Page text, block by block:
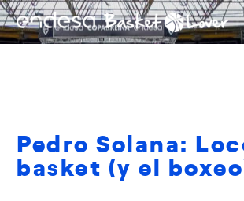
Pedro Solana:
basket (y el